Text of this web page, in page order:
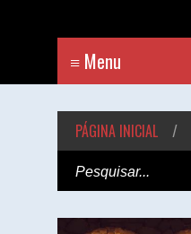
PÁGINA INICIAL /